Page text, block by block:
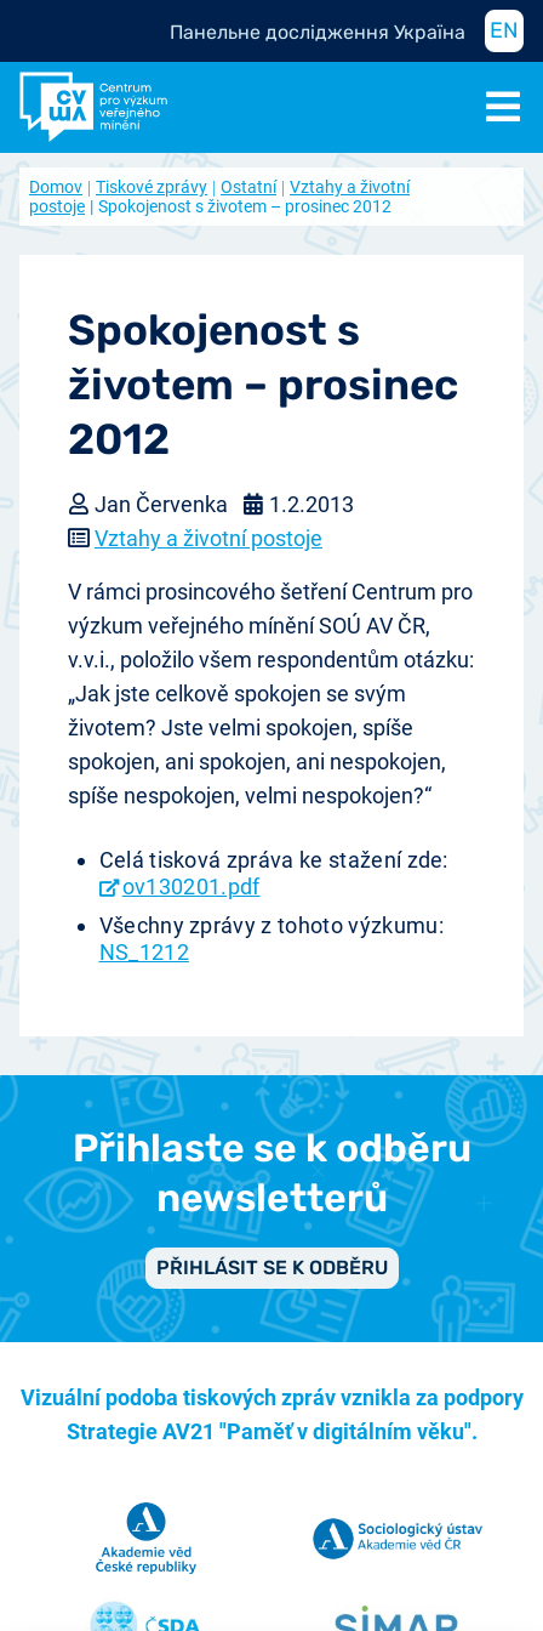
Панельне дослідження Україна EN
Domov Tiskové zprávy Ostatní
Vztahy a životní
postoje
Spokojenost s životem – prosinec 2012
Spokojenost s
životem – prosinec
2012
Jan Červenka
1.2.2013
Vztahy a životní postoje
V rámci prosincového šetření Centrum pro
výzkum veřejného mínění SOÚ AV ČR,
v.v.i., položilo všem respondentům otázku:
„Jak jste celkově spokojen se svým
životem? Jste velmi spokojen, spíše
spokojen, ani spokojen, ani nespokojen,
spíše nespokojen, velmi nespokojen?“
Celá tisková zpráva ke stažení zde:
ov130201.pdf
Všechny zprávy z tohoto výzkumu:
NS_1212
Přihlaste se k odběru
newsletterů
PŘIHLÁSIT SE K ODBĚRU
Vizuální podoba tiskových zpráv vznikla za podpory
Strategie AV21 "Paměť v digitálním věku".